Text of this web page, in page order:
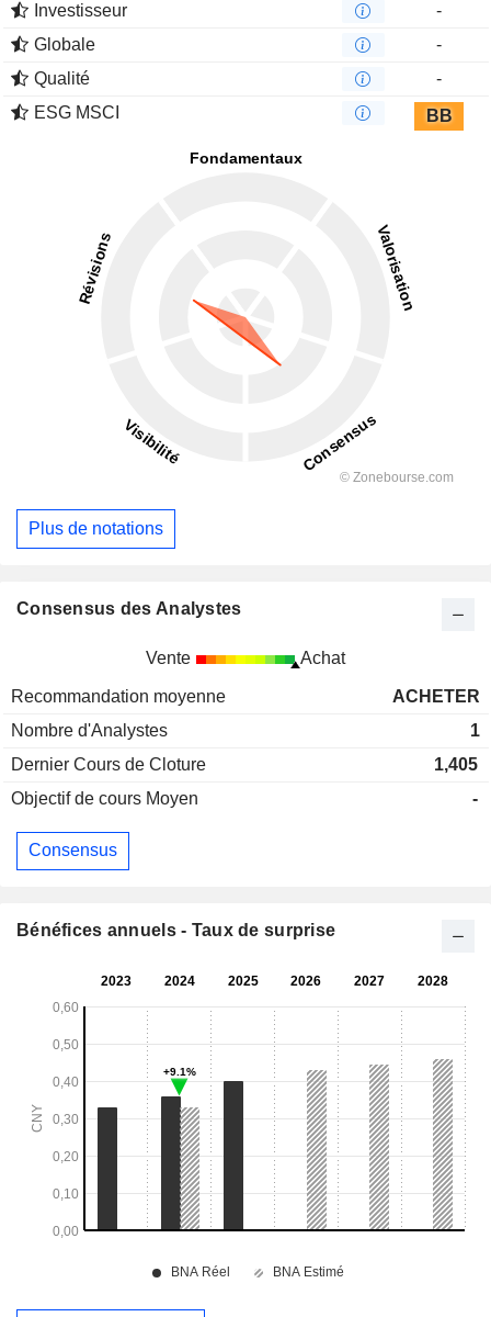
Investisseur
-
Globale
-
Qualité
-
ESG MSCI
BB
Plus de notations
Consensus des Analystes
Vente Achat
Recommandation moyenne
ACHETER
Nombre d'Analystes
1
Dernier Cours de Cloture
1,405
Objectif de cours Moyen
-
Consensus
Bénéfices annuels - Taux de surprise